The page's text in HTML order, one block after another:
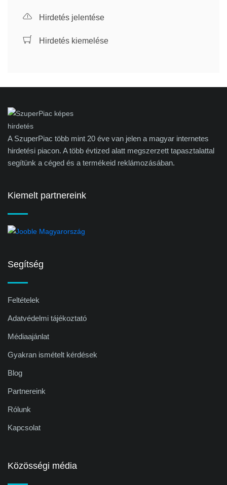
Hirdetés jelentése
Hirdetés kiemelése
A SzuperPiac több mint 20 éve van jelen a magyar internetes
hirdetési piacon. A több évtized alatt megszerzett tapasztalattal
segítünk a céged és a termékeid reklámozásában.
Kiemelt partnereink
Segítség
Feltételek
Adatvédelmi tájékoztató
Médiaajánlat
Gyakran ismételt kérdések
Blog
Partnereink
Rólunk
Kapcsolat
Közösségi média